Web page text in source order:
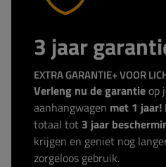
3 jaar
EXTRA GARANTIE+ VOOR
Verleng nu de garantie op
aanhangwagen met 1 jaar!
totaal tot 3 jaar
krijgen en geniet nog
zorgeloos gebruik.